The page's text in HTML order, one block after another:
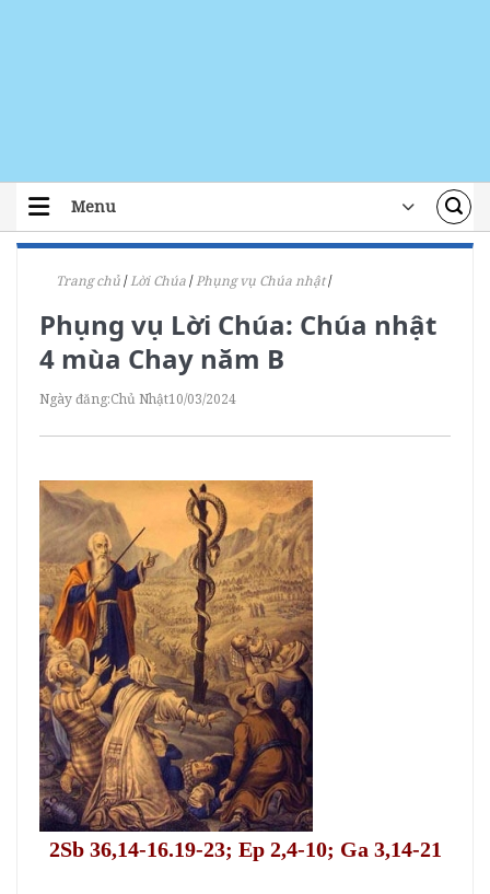
Menu
TRANG CHỦ
ĐOÀN THỂ
VĂN HOÁ NGHỆ THUẬT
TƯ LIỆU
GIỚI THIỆU
LIÊN HỆ
Trang chủ/Lời Chúa/Phụng vụ Chúa nhật/
Phụng vụ Lời Chúa: Chúa nhật
4 mùa Chay năm B
Ngày đăng:Chủ Nhật10/03/2024
2Sb 36,14-16.19-23; Ep 2,4-10; Ga 3,14-21